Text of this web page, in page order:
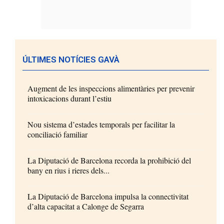
ÚLTIMES NOTÍCIES GAVÀ
Augment de les inspeccions alimentàries per prevenir
intoxicacions durant l’estiu
Nou sistema d’estades temporals per facilitar la
conciliació familiar
La Diputació de Barcelona recorda la prohibició del
bany en rius i rieres dels...
La Diputació de Barcelona impulsa la connectivitat
d’alta capacitat a Calonge de Segarra